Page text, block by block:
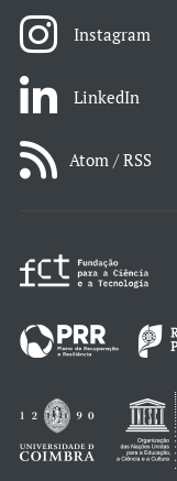
Instagram
LinkedIn
Atom / RSS